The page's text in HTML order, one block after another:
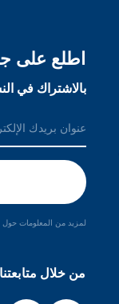
اطلع على
بالاشتراك في
لمزيد من المعلومات حول
من خلال